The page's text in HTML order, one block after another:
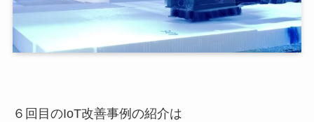
６回目のIoT改善事例の紹介は